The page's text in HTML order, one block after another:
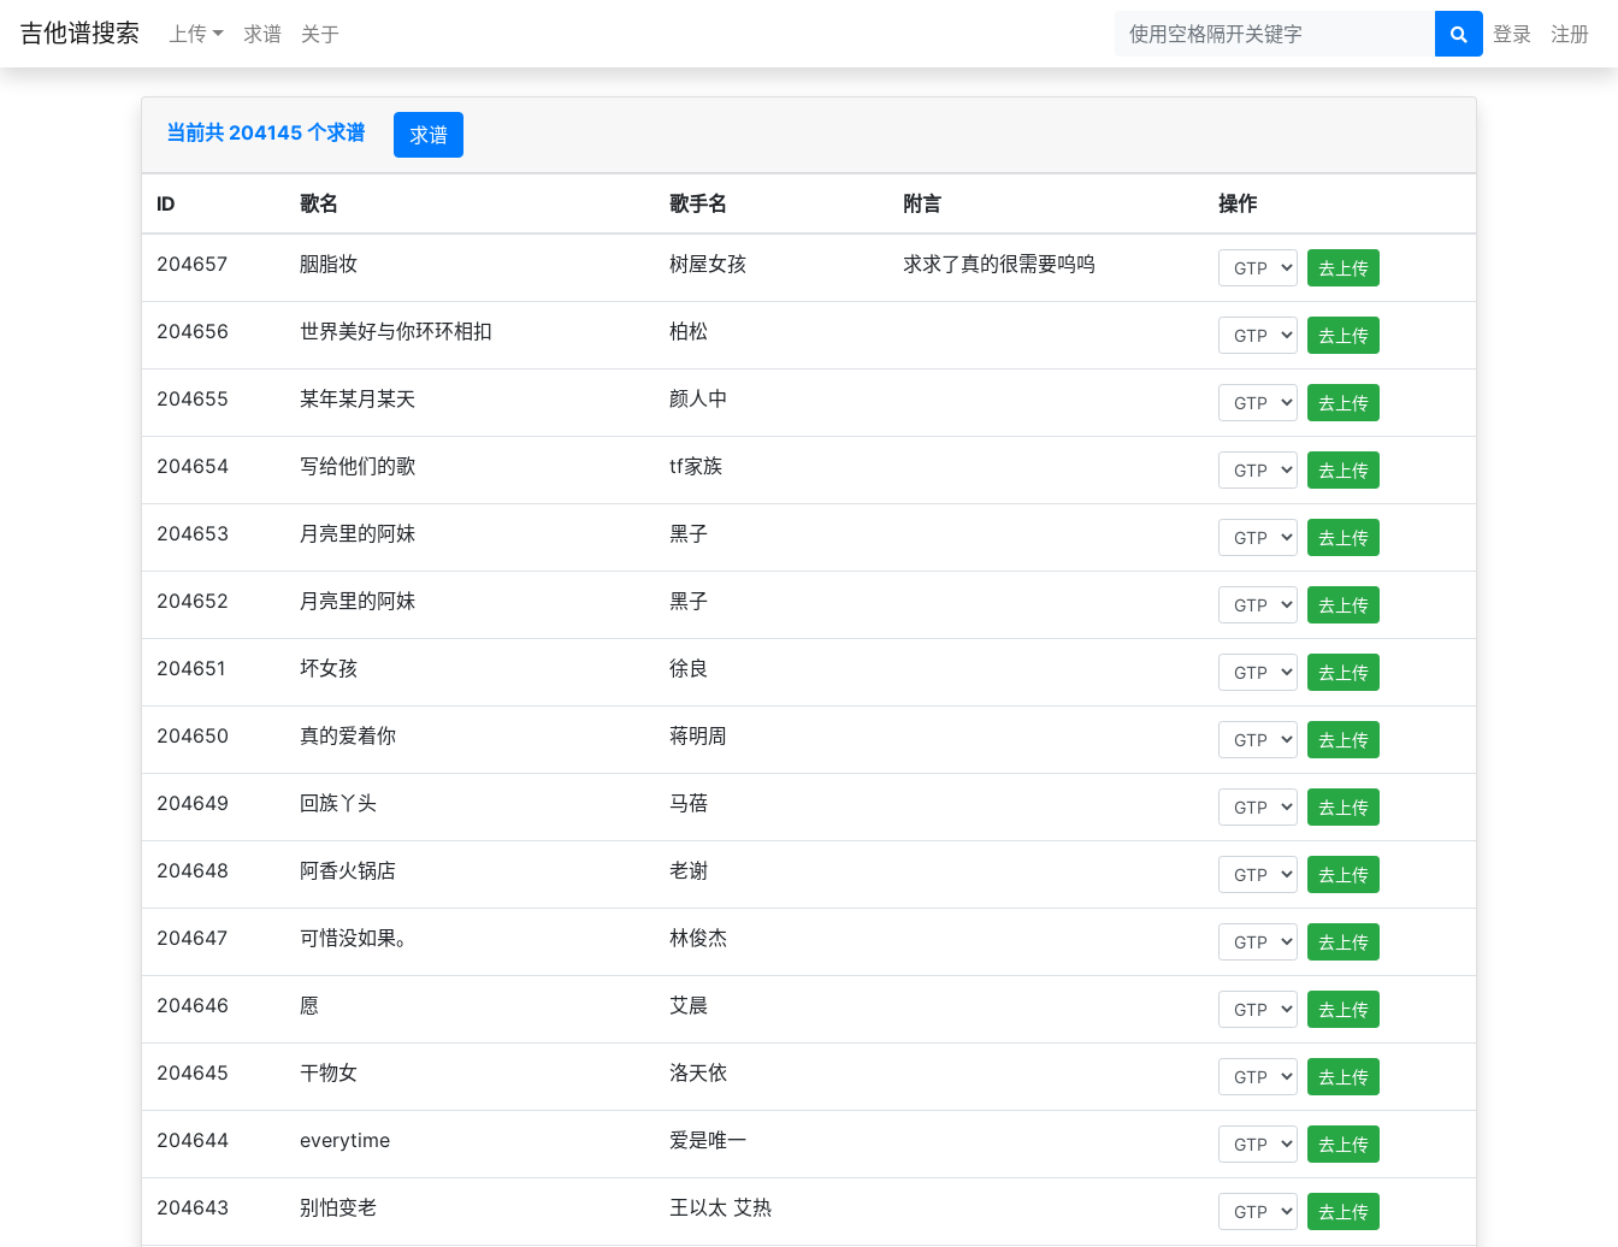
吉他谱搜索 上传 求谱 关于 登录 注册
当前共 204145 个求谱 求谱
ID 歌名 歌手名 附言 操作
204657 胭脂妆 树屋女孩 求求了真的很需要呜呜 去上传
204656 世界美好与你环环相扣 柏松 去上传
204655 某年某月某天 颜人中 去上传
204654 写给他们的歌 tf家族 去上传
204653 月亮里的阿妹 黑子 去上传
204652 月亮里的阿妹 黑子 去上传
204651 坏女孩 徐良 去上传
204650 真的爱着你 蒋明周 去上传
204649 回族丫头 马蓓 去上传
204648 阿香火锅店 老谢 去上传
204647 可惜没如果。 林俊杰 去上传
204646 愿 艾晨 去上传
204645 干物女 洛天依 去上传
204644 everytime 爱是唯一 去上传
204643 别怕变老 王以太 艾热 去上传